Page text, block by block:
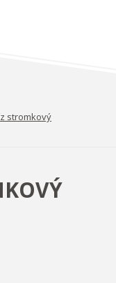
stromkový